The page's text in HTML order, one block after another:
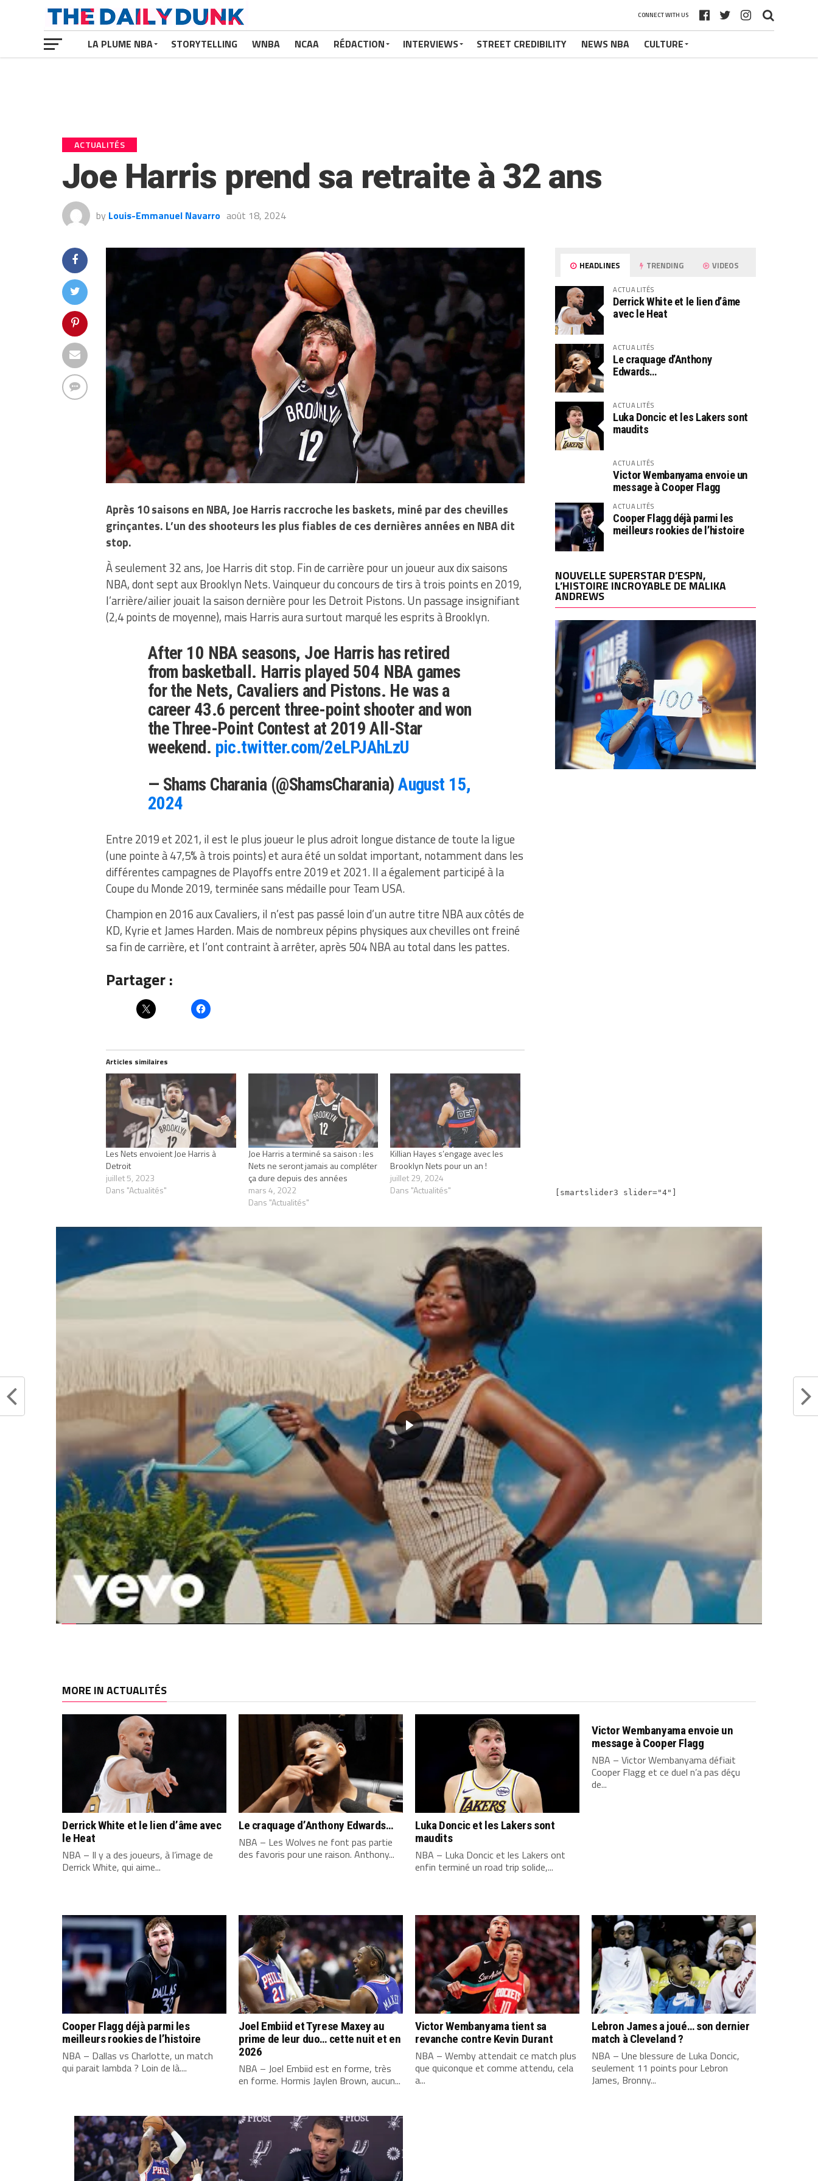
CONNECT WITH US
LA PLUME NBA STORYTELLING WNBA NCAA RÉDACTION INTERVIEWS STREET CREDIBILITY NEWS NBA CULTURE
ACTUALITÉS
Joe Harris prend sa retraite à 32 ans
by Louis-Emmanuel Navarro août 18, 2024
Après 10 saisons en NBA, Joe Harris raccroche les baskets, miné par des chevilles
grinçantes. L’un des shooteurs les plus fiables de ces dernières années en NBA dit
stop.
À seulement 32 ans, Joe Harris dit stop. Fin de carrière pour un joueur aux dix saisons
NBA, dont sept aux Brooklyn Nets. Vainqueur du concours de tirs à trois points en 2019,
l’arrière/ailier jouait la saison dernière pour les Detroit Pistons. Un passage insignifiant
(2,4 points de moyenne), mais Harris aura surtout marqué les esprits à Brooklyn.
After 10 NBA seasons, Joe Harris has retired
from basketball. Harris played 504 NBA games
for the Nets, Cavaliers and Pistons. He was a
career 43.6 percent three-point shooter and won
the Three-Point Contest at 2019 All-Star
weekend. pic.twitter.com/2eLPJAhLzU
— Shams Charania (@ShamsCharania)August 15,
2024
Entre 2019 et 2021, il est le plus joueur le plus adroit longue distance de toute la ligue
(une pointe à 47,5% à trois points) et aura été un soldat important, notamment dans les
différentes campagnes de Playoffs entre 2019 et 2021. Il a également participé à la
Coupe du Monde 2019, terminée sans médaille pour Team USA.
Champion en 2016 aux Cavaliers, il n’est pas passé loin d’un autre titre NBA aux côtés de
KD, Kyrie et James Harden. Mais de nombreux pépins physiques aux chevilles ont freiné
sa fin de carrière, et l’ont contraint à arrêter, après 504 NBA au total dans les pattes.
Partager :
Articles similaires
Les Nets envoient Joe Harris à
Detroit
juillet 5, 2023
Dans "Actualités"
Joe Harris a terminé sa saison : les
Nets ne seront jamais au compléter
ça dure depuis des années
mars 4, 2022
Dans "Actualités"
Killian Hayes s’engage avec les
Brooklyn Nets pour un an !
juillet 29, 2024
Dans "Actualités"
RELATED TOPICS 3-POINTS CONTEST
DETROIT PISTONS
JOE HARRIS
NBA TEAM USA
CLICK TO COMMENT
HEADLINES TRENDING VIDEOS
ACTUALITÉS
Derrick White et le lien d’âme
avec le Heat
ACTUALITÉS
Le craquage d’Anthony
Edwards…
ACTUALITÉS
Luka Doncic et les Lakers sont
maudits
ACTUALITÉS
Victor Wembanyama envoie un
message à Cooper Flagg
ACTUALITÉS
Cooper Flagg déjà parmi les
meilleurs rookies de l’histoire
NOUVELLE SUPERSTAR D’ESPN,
L’HISTOIRE INCROYABLE DE MALIKA
ANDREWS
[smartslider3 slider="4"]
MORE IN ACTUALITÉS
Derrick White et le lien d’âme avec
le Heat
NBA – Il y a des joueurs, à l’image de
Derrick White, qui aime...
Le craquage d’Anthony Edwards…
NBA – Les Wolves ne font pas partie
des favoris pour une raison. Anthony...
Luka Doncic et les Lakers sont
maudits
NBA – Luka Doncic et les Lakers ont
enfin terminé un road trip solide,...
Victor Wembanyama envoie un
message à Cooper Flagg
NBA – Victor Wembanyama défiait
Cooper Flagg et ce duel n’a pas déçu
de...
Cooper Flagg déjà parmi les
meilleurs rookies de l’histoire
NBA – Dallas vs Charlotte, un match
qui parait lambda ? Loin de là....
Joel Embiid et Tyrese Maxey au
prime de leur duo… cette nuit et en
2026
NBA – Joel Embiid est en forme, très
en forme. Hormis Jaylen Brown, aucun...
Victor Wembanyama tient sa
revanche contre Kevin Durant
NBA – Wemby attendait ce match plus
que quiconque et comme attendu, cela
a...
Lebron James a joué… son dernier
match à Cleveland ?
NBA – Une blessure de Luka Doncic,
seulement 11 points pour Lebron
James, Bronny...